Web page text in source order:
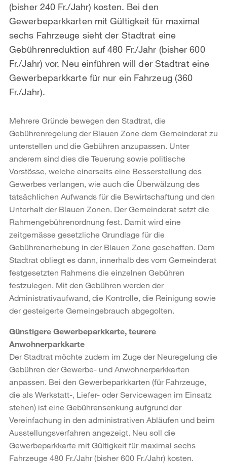
(bisher 240 Fr./Jahr) kosten. Bei den
Gewerbeparkkarten mit Gültigkeit für maximal
sechs Fahrzeuge sieht der Stadtrat eine
Gebührenreduktion auf 480 Fr./Jahr (bisher 600
Fr./Jahr) vor. Neu einführen will der Stadtrat eine
Gewerbeparkkarte für nur ein Fahrzeug (360
Fr./Jahr).
Mehrere Gründe bewegen den Stadtrat, die
Gebührenregelung der Blauen Zone dem Gemeinderat zu
unterstellen und die Gebühren anzupassen. Unter
anderem sind dies die Teuerung sowie politische
Vorstösse, welche einerseits eine Besserstellung des
Gewerbes verlangen, wie auch die Überwälzung des
tatsächlichen Aufwands für die Bewirtschaftung und den
Unterhalt der Blauen Zonen. Der Gemeinderat setzt die
Rahmengebührenordnung fest. Damit wird eine
zeitgemässe gesetzliche Grundlage für die
Gebührenerhebung in der Blauen Zone geschaffen. Dem
Stadtrat obliegt es dann, innerhalb des vom Gemeinderat
festgesetzten Rahmens die einzelnen Gebühren
festzulegen. Mit den Gebühren werden der
Administrativaufwand, die Kontrolle, die Reinigung sowie
der gesteigerte Gemeingebrauch abgegolten.
Günstigere Gewerbeparkkarte, teurere
Anwohnerparkkarte
Der Stadtrat möchte zudem im Zuge der Neuregelung die
Gebühren der Gewerbe- und Anwohnerparkkarten
anpassen. Bei den Gewerbeparkkarten (für Fahrzeuge,
die als Werkstatt-, Liefer- oder Servicewagen im Einsatz
stehen) ist eine Gebührensenkung aufgrund der
Vereinfachung in den administrativen Abläufen und beim
Ausstellungsverfahren angezeigt. Neu soll die
Gewerbeparkkarte mit Gültigkeit für maximal sechs
Fahrzeuge 480 Fr./Jahr (bisher 600 Fr./Jahr) kosten.